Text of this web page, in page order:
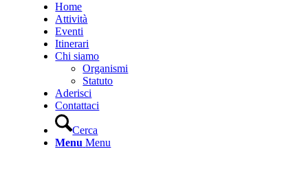
Home
Attività
Eventi
Itinerari
Chi siamo
Organismi
Statuto
Aderisci
Contattaci
Cerca
Menu Menu